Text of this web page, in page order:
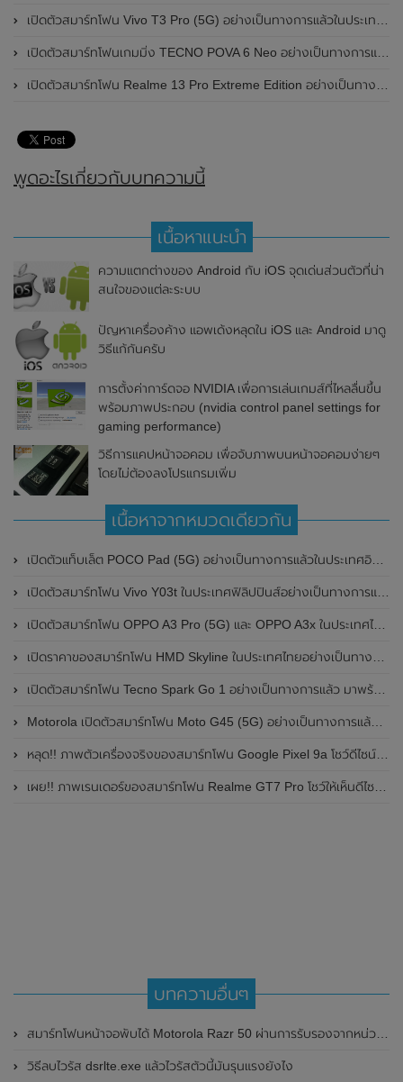
เปิดตัวสมาร์ทโฟน Vivo T3 Pro (5G) อย่างเป็นทางการแล้วในประเทศอินเดีย
เปิดตัวสมาร์ทโฟนเกมมิ่ง TECNO POVA 6 Neo อย่างเป็นทางการแล้วในประเทศไทย ในราคา 8,499 บาท
เปิดตัวสมาร์ทโฟน Realme 13 Pro Extreme Edition อย่างเป็นทางการแล้วในประเทศจีน
พูดอะไรเกี่ยวกับบทความนี้
เนื้อหาแนะนำ
ความแตกต่างของ Android กับ iOS จุดเด่นส่วนตัวที่น่า
สนใจของแต่ละระบบ
ปัญหาเครื่องค้าง แอพเด้งหลุดใน iOS และ Android มาดู
วิธีแก้กันครับ
การตั้งค่าการ์ดจอ NVIDIA เพื่อการเล่นเกมส์ที่ไหลลื่นขึ้น
พร้อมภาพประกอบ (nvidia control panel settings for
gaming performance)
วิธีการแคปหน้าจอคอม เพื่อจับภาพบนหน้าจอคอมง่ายๆ
โดยไม่ต้องลงโปรแกรมเพิ่ม
เนื้อหาจากหมวดเดียวกัน
เปิดตัวแท็บเล็ต POCO Pad (5G) อย่างเป็นทางการแล้วในประเทศอินเดีย มาพร้อมชิปเซ็ต Snapdragon 7s Gen 2 ของ Qualcomm และรองรับเครือข่าย 5G
เปิดตัวสมาร์ทโฟน Vivo Y03t ในประเทศฟิลิปปินส์อย่างเป็นทางการแล้ว มาพร้อมชิปเซ็ต Unisoc T612 , กล้องหลัง ความละเอียด 13MP , แบตเตอรี่ 5,000mAh และหน้าจอแสดงผล LCD / 90Hz
เปิดตัวสมาร์ทโฟน OPPO A3 Pro (5G) และ OPPO A3x ในประเทศไทยอย่างเป็นทางการแล้ว ในราคาเริ่มต้นเพียง 3,999 บาท
เปิดราคาของสมาร์ทโฟน HMD Skyline ในประเทศไทยอย่างเป็นทางการแล้ว ราคา 14,990 บาท
เปิดตัวสมาร์ทโฟน Tecno Spark Go 1 อย่างเป็นทางการแล้ว มาพร้อมหน้าจอแสดงผล LCD / 120Hz , แบตเตอรี่ 5,000mAh และใช้ชิปเซ็ต Unisoc
Motorola เปิดตัวสมาร์ทโฟน Moto G45 (5G) อย่างเป็นทางการแล้วในอินเดีย
หลุด!! ภาพตัวเครื่องจริงของสมาร์ทโฟน Google Pixel 9a โชว์ดีไซน์ใหม่ กล้องหลังแบนราบ ไม่มีกรอบของกล้องแล้ว
เผย!! ภาพเรนเดอร์ของสมาร์ทโฟน Realme GT7 Pro โชว์ให้เห็นดีไซน์ใหม่ พร้อมเผยรายละเอียดสเปกที่สำคัญบางส่วน
บทความอื่นๆ
สมาร์ทโฟนหน้าจอพับได้ Motorola Razr 50 ผ่านการรับรองจากหน่วยงาน TENAA แล้ว พร้อมเผยดีไซน์ของตัวเครื่อง และรายละเอียดข้อมูลที่สำคัญบางส่วน
วิธีลบไวรัส dsrlte.exe แล้วไวรัสตัวนี้มันรุนแรงยังไง